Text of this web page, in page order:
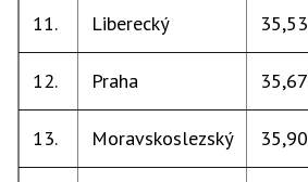
11. Liberecký 35,53
12. Praha 35,67
13. Moravskoslezský 35,90